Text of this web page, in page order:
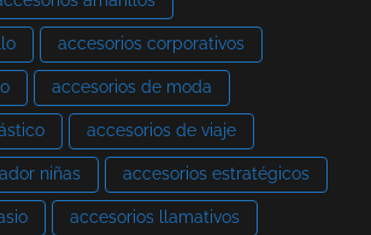
accesorios corporativos
accesorios de moda
accesorios de viaje
niñas accesorios estratégicos
accesorios llamativos